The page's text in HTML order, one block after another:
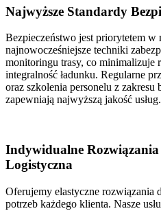
Najwyższe Standardy
Bezpieczeństwo jest priorytetem w
najnowocześniejsze techniki
monitoringu trasy, co minimalizuje
integralność ładunku. Regularne
oraz szkolenia personelu z zakresu
zapewniają najwyższą jakość usług.
Indywidualne Rozwiązania
Logistyczna
Oferujemy elastyczne rozwiązania
potrzeb każdego klienta. Nasze